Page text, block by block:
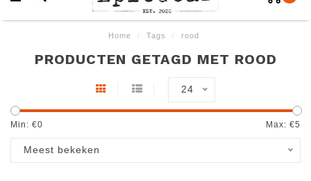
Home / Tags / rood
PRODUCTEN GETAGD MET ROOD
24
Min: €0 Max: €5
Meest bekeken